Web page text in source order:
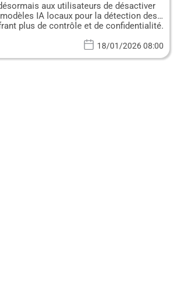
aux utilisateurs de désactiver
IA locaux pour la détection des
plus de contrôle et de confidentialité.
18/01/2026 08:00